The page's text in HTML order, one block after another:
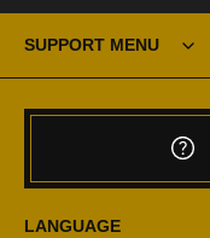
SUPPORT MENU
LANGUAGE